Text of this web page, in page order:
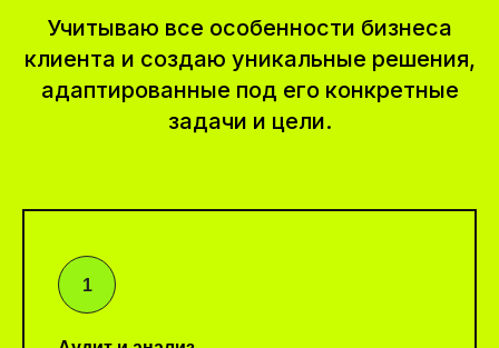
Учитываю все особенности бизнеса
клиента и создаю уникальные решения,
адаптированные под его конкретные
задачи и цели.